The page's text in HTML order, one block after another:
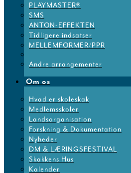
PLAYMASTER®
SMS
ANTON-EFFEKTEN
Tidligere indsatser
MELLEMFORMER/PPR
Andre arrangementer
Om os
Hvad er skoleskak
Medlemsskoler
Landsorganisation
Forskning & Dokumentation
Nyheder
DM & LÆRINGSFESTIVAL
Skakkens Hus
Kalender